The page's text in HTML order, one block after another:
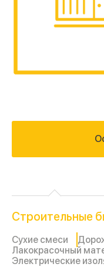
Строительные
Сухие смеси
Лакокрасочный
Электрические